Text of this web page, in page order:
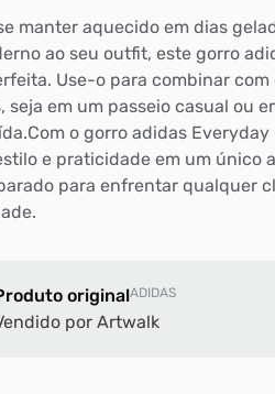
manter aquecido em dias
ao seu outfit, este gorro
Use-o para combinar
seja em um passeio casual ou
o gorro adidas
e praticidade em um único
para enfrentar qualquer
originalADIDAS
por Artwalk